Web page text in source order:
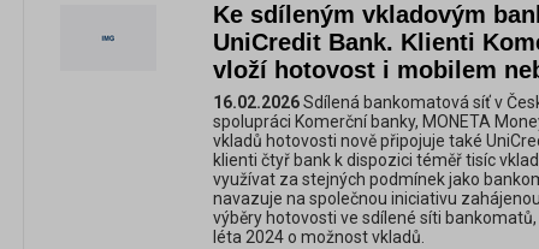
Ke sdíleným vkladovým
UniCredit Bank. Klienti
vloží hotovost i mobilem
16.02.2026Sdílená bankomatová síť v
spolupráci Komerční banky, MONETA
vkladů hotovosti nově připojuje také
klienti čtyř bank k dispozici téměř tisíc
využívat za stejných podmínek jako
navazuje na společnou iniciativu
výběry hotovosti ve sdílené síti
léta 2024 o možnost vkladů.